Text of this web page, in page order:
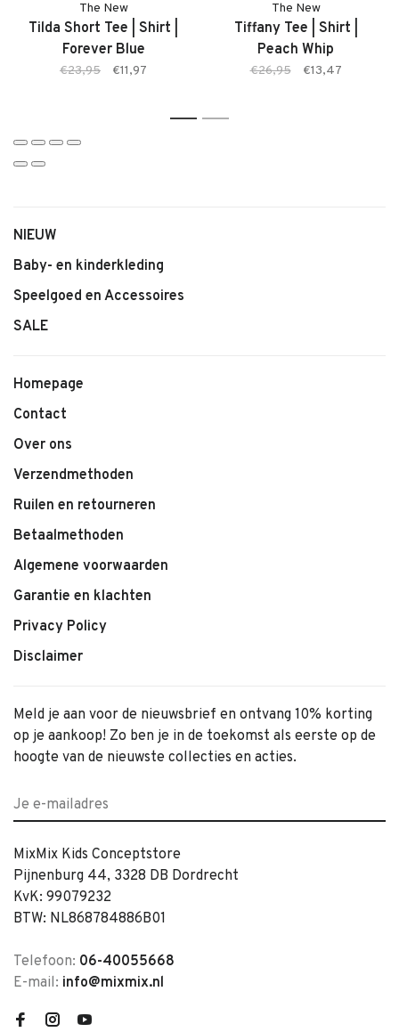
• Makkelijk te combineren
• Geschikt voor dagelijks gebruik
The New
Tilda Short Tee | Shirt |
Forever Blue
€23,95 €11,97
The New
Tiffany Tee | Shirt |
Peach Whip
€26,95 €13,47
1 2
NIEUW
Baby- en kinderkleding
Speelgoed en Accessoires
SALE
Homepage
Contact
Over ons
Verzendmethoden
Ruilen en retourneren
Betaalmethoden
Algemene voorwaarden
Garantie en klachten
Privacy Policy
Disclaimer
Meld je aan voor de nieuwsbrief en ontvang 10% korting
op je aankoop! Zo ben je in de toekomst als eerste op de
hoogte van de nieuwste collecties en acties.
MixMix Kids Conceptstore
Pijnenburg 44, 3328 DB Dordrecht
KvK: 99079232
BTW: NL868784886B01
Telefoon: 06-40055668
E-mail: info@mixmix.nl